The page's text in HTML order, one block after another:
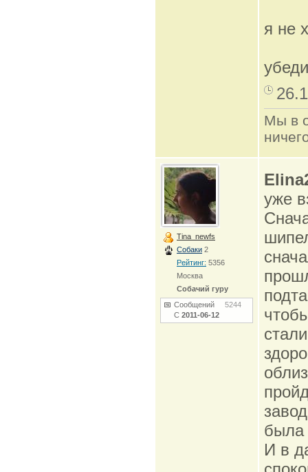
я не
Мы в
Tina_newfs
Собаки 2
Рейтинг: 5356
Москва
Собачий гуру
Сообщений 5244
С 2011-06-12
уже
была
И в